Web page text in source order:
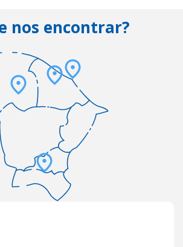
nos encontrar?